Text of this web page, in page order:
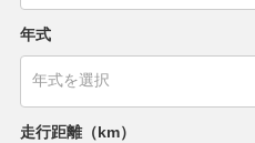
年式
走行距離（km）